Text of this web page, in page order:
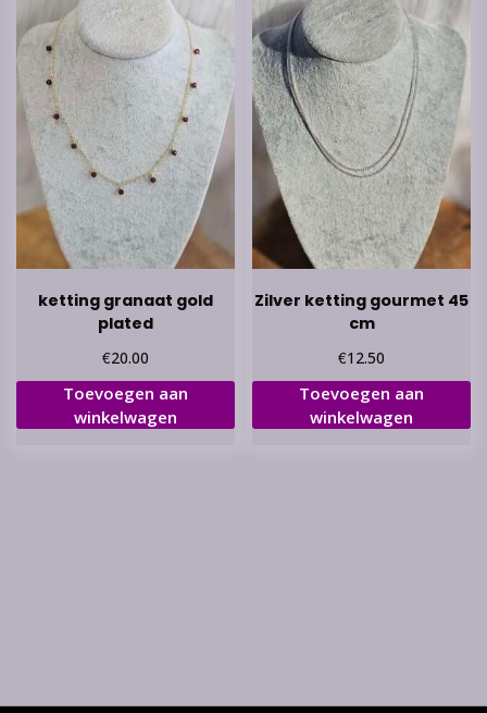
ketting granaat gold
plated
€20.00
Toevoegen aan
winkelwagen
Zilver ketting gourmet 45
cm
€12.50
Toevoegen aan
winkelwagen